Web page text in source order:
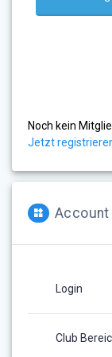
Noch kein
Jetzt
Account
Login
Club